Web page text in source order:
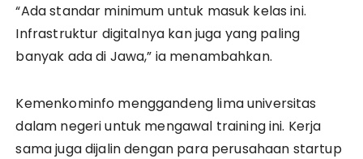
“Ada standar minimum untuk masuk kelas ini.
Infrastruktur digitalnya kan juga yang paling
banyak ada di Jawa,” ia menambahkan.
Kemenkominfo menggandeng lima universitas
dalam negeri untuk mengawal training ini. Kerja
sama juga dijalin dengan para perusahaan startup